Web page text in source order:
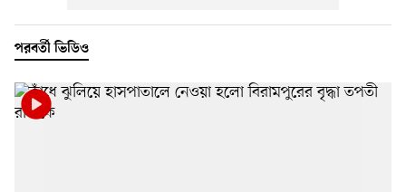
পরবর্তী ভিডিও